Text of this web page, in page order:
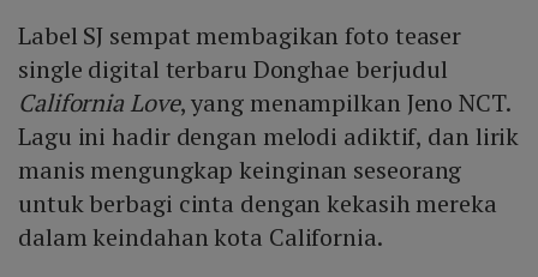
Label SJ sempat membagikan foto teaser
single digital terbaru Donghae berjudul
California Love, yang menampilkan Jeno NCT.
Lagu ini hadir dengan melodi adiktif, dan lirik
manis mengungkap keinginan seseorang
untuk berbagi cinta dengan kekasih mereka
dalam keindahan kota California.